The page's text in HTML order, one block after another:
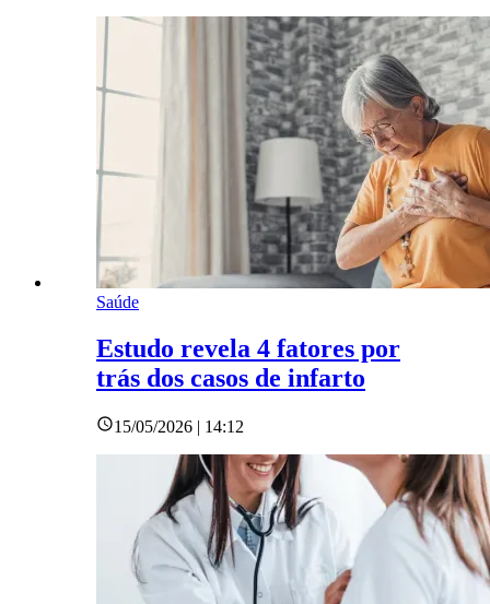
Saúde
Estudo revela 4 fatores por
trás dos casos de infarto
15/05/2026 | 14:12